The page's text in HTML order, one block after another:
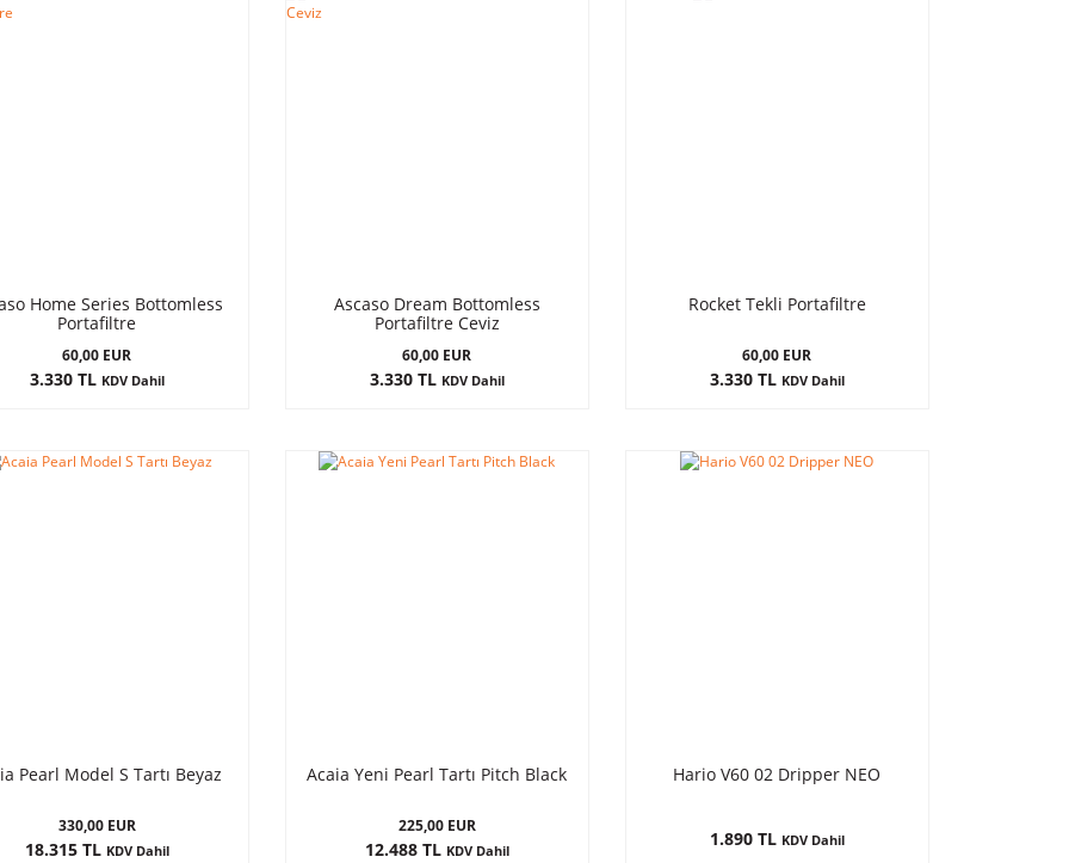
Home Series Bottomless
Portafiltre
60,00 EUR
3.330 TL KDV Dahil
Ascaso Dream Bottomless
Portafiltre Ceviz
60,00 EUR
3.330 TL KDV Dahil
Rocket Tekli Portafiltre
60,00 EUR
3.330 TL KDV Dahil
Pearl Model S Tartı Beyaz
330,00 EUR
18.315 TL KDV Dahil
Acaia Yeni Pearl Tartı Pitch Black
225,00 EUR
12.488 TL KDV Dahil
Hario V60 02 Dripper NEO
1.890 TL KDV Dahil